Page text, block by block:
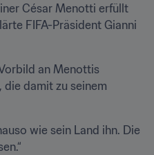
César Menotti erfüllt
FIFA-Präsident Gianni
an Menottis
damit zu seinem
wie sein Land ihn. Die